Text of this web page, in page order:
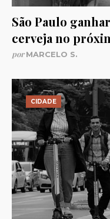
São Paulo
cerveja no
porMARCELO S.
CIDADE